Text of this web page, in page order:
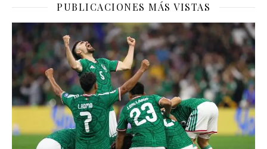
PUBLICACIONES MÁS VISTAS